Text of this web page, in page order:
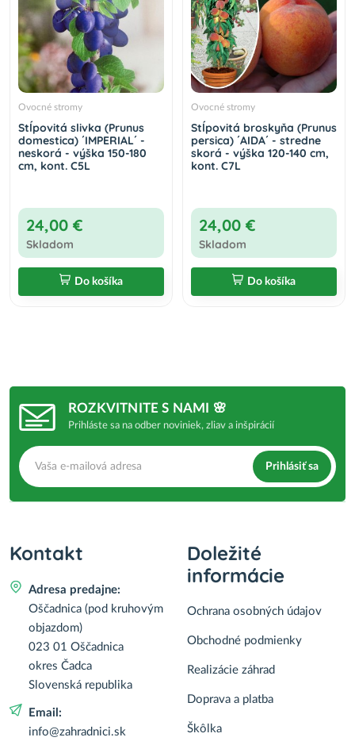
Ovocné stromy
Stĺpovitá slivka (Prunus
domestica) ´IMPERIAL´ -
neskorá - výška 150-180
cm, kont. C5L
24,00 €
Skladom
Do košíka
Ovocné stromy
Stĺpovitá broskyňa (Prunus
persica) ´AIDA´ - stredne
skorá - výška 120-140 cm,
kont. C7L
24,00 €
Skladom
Do košíka
ROZKVITNITE S NAMI 🌸
Prihláste sa na odber noviniek, zliav a inšpirácií
Prihlásiť sa
Kontakt
Adresa predajne:
Oščadnica (pod kruhovým
objazdom)
023 01 Oščadnica
okres Čadca
Slovenská republika
Email:
info@zahradnici.sk
Doležité
informácie
Ochrana osobných údajov
Obchodné podmienky
Realizácie záhrad
Doprava a platba
Škôlka